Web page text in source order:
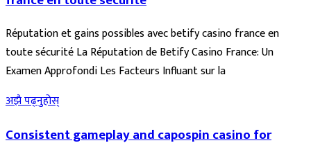
Réputation et gains possibles avec betify casino france en
toute sécurité La Réputation de Betify Casino France: Un
Examen Approfondi Les Facteurs Influant sur la
अझै पढ्नुहोस्
Consistent gameplay and capospin casino for